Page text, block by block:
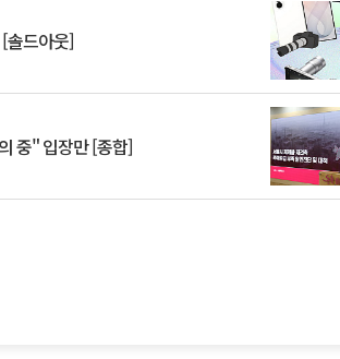
솔드아웃]
중" 입장만 [종합]